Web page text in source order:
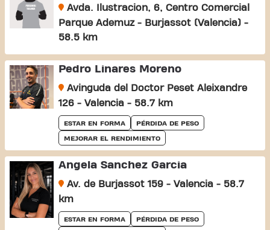
Avda. Ilustracion, 6, Centro Comercial
Parque Ademuz - Burjassot (Valencia) -
58.5 km
Pedro Linares Moreno
Avinguda del Doctor Peset Aleixandre
126 - Valencia - 58.7 km
ESTAR EN FORMA PÉRDIDA DE PESO
MEJORAR EL RENDIMIENTO
Angela Sanchez Garcia
Av. de Burjassot 159 - Valencia - 58.7
km
ESTAR EN FORMA PÉRDIDA DE PESO